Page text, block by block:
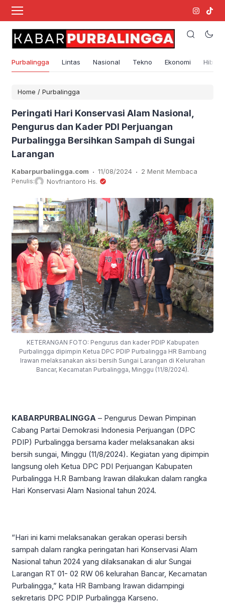
Purbalingga Lintas Nasional Tekno Ekonomi
Home / Purbalingga
Peringati Hari Konservasi Alam Nasional,
Pengurus dan Kader PDI Perjuangan
Purbalingga Bersihkan Sampah di Sungai
Larangan
Kabarpurbalingga.com . 11/08/2024 . 2 Menit Membaca
Penulis: Novfriantoro Hs.
KETERANGAN FOTO: Pengurus dan kader PDIP Kabupaten
Purbalingga dipimpin Ketua DPC PDIP Purbalingga HR Bambang
Irawan melaksanakan aksi bersih Sungai Larangan di Kelurahan
Bancar, Kecamatan Purbalingga, Minggu (11/8/2024).
KABARPURBALINGGA – Pengurus Dewan Pimpinan
Cabang Partai Demokrasi Indonesia Perjuangan (DPC
PDIP) Purbalingga bersama kader melaksanakan aksi
bersih sungai, Minggu (11/8/2024). Kegiatan yang dipimpin
langsung oleh Ketua DPC PDI Perjuangan Kabupaten
Purbalingga H.R Bambang Irawan dilakukan dalam rangka
Hari Konservasi Alam Nasional tahun 2024.
“Hari ini kami melaksanakan gerakan operasi bersih
sampah dalam rangka peringatan hari Konservasi Alam
Nasional tahun 2024 yang dilaksanakan di alur Sungai
Larangan RT 01- 02 RW 06 kelurahan Bancar, Kecamatan
Purbalingga,” kata HR Bambang Irawan didampingi
sekretaris DPC PDIP Purbalingga Karseno.